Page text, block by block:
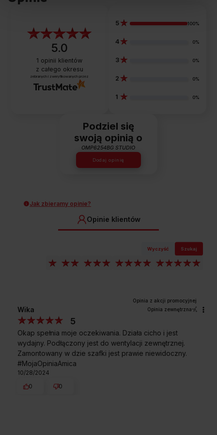
5.0
1 opinii klientów
z całego okresu
zebranych i zweryfikowanych przez
5 100%
4 0%
3 0%
2 0%
1 0%
Podziel się
swoją opinią o
OMP6254BG STUDIO
Dodaj opinię
Jak zbieramy opinie?
Opinie klientów
Wyczyść Szukaj
Wika Opinia zewnętrzna
5
Okap spełnia moje oczekiwania. Działa cicho i jest
wydajny. Podłączony jest do wentylacji zewnętrznej.
Zamontowany w dzie szafki jest prawie niewidoczny.
#MojaOpiniaAmica
10/28/2024
0
0